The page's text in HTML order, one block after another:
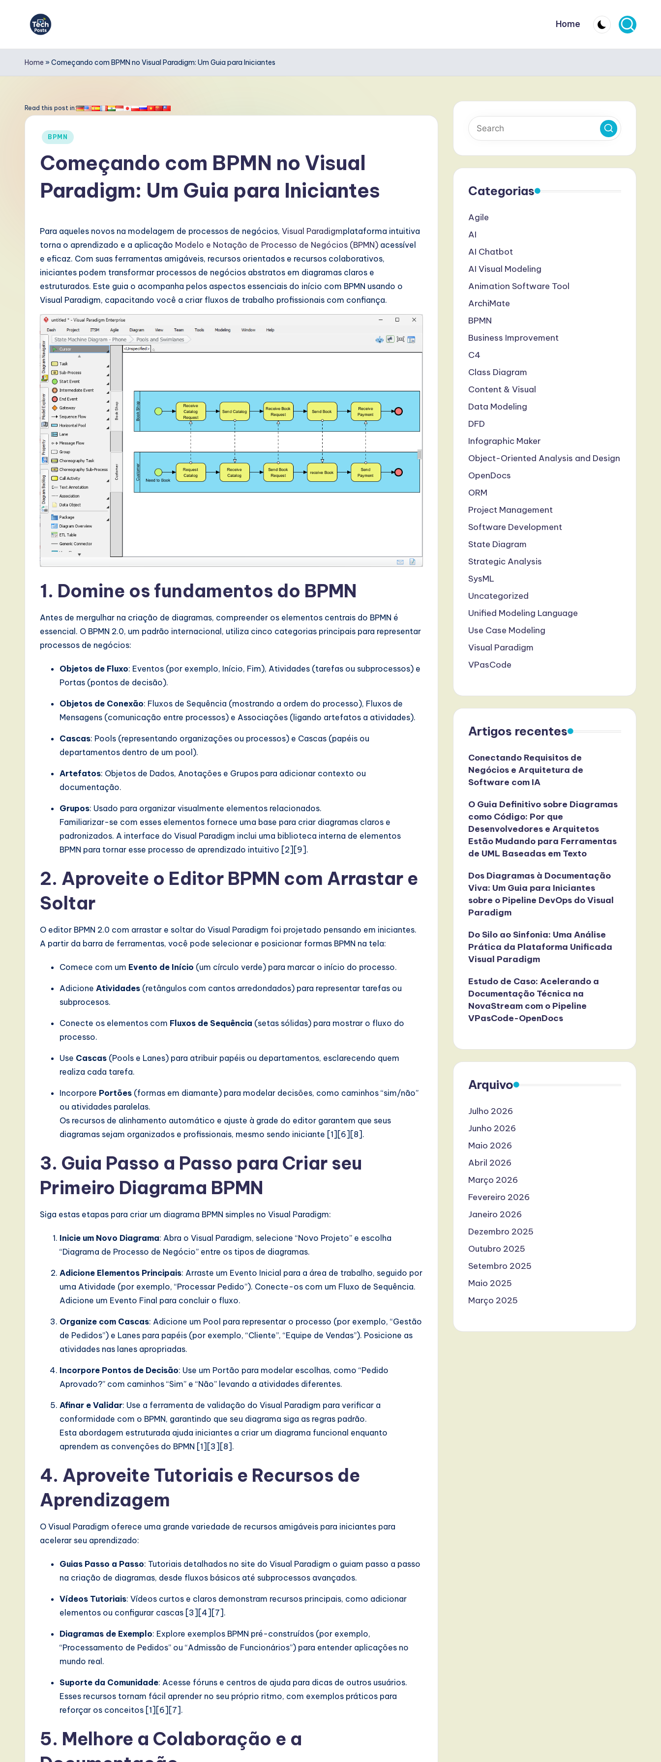
T
e
h
rt
Home
Home » Começando com BPMN no Visual Paradigm: Um Guia para Iniciantes
Read this post in:
Posted
BPMN
Começando com BPMN no Visual
Paradigm: Um Guia para Iniciantes
Para aqueles novos na modelagem de processos de negócios, Visual Paradigmplataforma intuitiva
torna o aprendizado e a aplicação Modelo e Notação de Processo de Negócios (BPMN) acessível
e eficaz. Com suas ferramentas amigáveis, recursos orientados e recursos colaborativos,
iniciantes podem transformar processos de negócios abstratos em diagramas claros e
estruturados. Este guia o acompanha pelos aspectos essenciais do início com BPMN usando o
Visual Paradigm, capacitando você a criar fluxos de trabalho profissionais com confiança.
1. Domine os fundamentos do BPMN
Antes de mergulhar na criação de diagramas, compreender os elementos centrais do BPMN é
essencial. O BPMN 2.0, um padrão internacional, utiliza cinco categorias principais para representar
processos de negócios:
Objetos de Fluxo: Eventos (por exemplo, Início, Fim), Atividades (tarefas ou subprocessos) e
Portas (pontos de decisão).
Objetos de Conexão: Fluxos de Sequência (mostrando a ordem do processo), Fluxos de
Mensagens (comunicação entre processos) e Associações (ligando artefatos a atividades).
Cascas: Pools (representando organizações ou processos) e Cascas (papéis ou
departamentos dentro de um pool).
Artefatos: Objetos de Dados, Anotações e Grupos para adicionar contexto ou
documentação.
Grupos: Usado para organizar visualmente elementos relacionados.
Familiarizar-se com esses elementos fornece uma base para criar diagramas claros e
padronizados. A interface do Visual Paradigm inclui uma biblioteca interna de elementos
BPMN para tornar esse processo de aprendizado intuitivo [2][9].
2. Aproveite o Editor BPMN com Arrastar e
Soltar
O editor BPMN 2.0 com arrastar e soltar do Visual Paradigm foi projetado pensando em iniciantes.
A partir da barra de ferramentas, você pode selecionar e posicionar formas BPMN na tela:
Comece com um Evento de Início (um círculo verde) para marcar o início do processo.
Adicione Atividades (retângulos com cantos arredondados) para representar tarefas ou
subprocesos.
Conecte os elementos com Fluxos de Sequência (setas sólidas) para mostrar o fluxo do
processo.
Use Cascas (Pools e Lanes) para atribuir papéis ou departamentos, esclarecendo quem
realiza cada tarefa.
Incorpore Portões (formas em diamante) para modelar decisões, como caminhos “sim/não”
ou atividades paralelas.
Os recursos de alinhamento automático e ajuste à grade do editor garantem que seus
diagramas sejam organizados e profissionais, mesmo sendo iniciante [1][6][8].
3. Guia Passo a Passo para Criar seu
Primeiro Diagrama BPMN
Siga estas etapas para criar um diagrama BPMN simples no Visual Paradigm:
Inicie um Novo Diagrama: Abra o Visual Paradigm, selecione “Novo Projeto” e escolha
“Diagrama de Processo de Negócio” entre os tipos de diagramas.
Adicione Elementos Principais: Arraste um Evento Inicial para a área de trabalho, seguido por
uma Atividade (por exemplo, “Processar Pedido”). Conecte-os com um Fluxo de Sequência.
Adicione um Evento Final para concluir o fluxo.
Organize com Cascas: Adicione um Pool para representar o processo (por exemplo, “Gestão
de Pedidos”) e Lanes para papéis (por exemplo, “Cliente”, “Equipe de Vendas”). Posicione as
atividades nas lanes apropriadas.
Incorpore Pontos de Decisão: Use um Portão para modelar escolhas, como “Pedido
Aprovado?” com caminhos “Sim” e “Não” levando a atividades diferentes.
Afinar e Validar: Use a ferramenta de validação do Visual Paradigm para verificar a
conformidade com o BPMN, garantindo que seu diagrama siga as regras padrão.
Esta abordagem estruturada ajuda iniciantes a criar um diagrama funcional enquanto
aprendem as convenções do BPMN [1][3][8].
4. Aproveite Tutoriais e Recursos de
Aprendizagem
O Visual Paradigm oferece uma grande variedade de recursos amigáveis para iniciantes para
acelerar seu aprendizado:
Guias Passo a Passo: Tutoriais detalhados no site do Visual Paradigm o guiam passo a passo
na criação de diagramas, desde fluxos básicos até subprocessos avançados.
Vídeos Tutoriais: Vídeos curtos e claros demonstram recursos principais, como adicionar
elementos ou configurar cascas [3][4][7].
Diagramas de Exemplo: Explore exemplos BPMN pré-construídos (por exemplo,
“Processamento de Pedidos” ou “Admissão de Funcionários”) para entender aplicações no
mundo real.
Suporte da Comunidade: Acesse fóruns e centros de ajuda para dicas de outros usuários.
Esses recursos tornam fácil aprender no seu próprio ritmo, com exemplos práticos para
reforçar os conceitos [1][6][7].
5. Melhore a Colaboração e a
Categorias
Agile
AI
AI Chatbot
AI Visual Modeling
Animation Software Tool
ArchiMate
BPMN
Business Improvement
C4
Class Diagram
Content & Visual
Data Modeling
DFD
Infographic Maker
Object-Oriented Analysis and Design
OpenDocs
ORM
Project Management
Software Development
State Diagram
Strategic Analysis
SysML
Uncategorized
Unified Modeling Language
Use Case Modeling
Visual Paradigm
VPasCode
Artigos recentes
Conectando Requisitos de
Negócios e Arquitetura de
Software com IA
O Guia Definitivo sobre Diagramas
como Código: Por que
Desenvolvedores e Arquitetos
Estão Mudando para Ferramentas
de UML Baseadas em Texto
Dos Diagramas à Documentação
Viva: Um Guia para Iniciantes
sobre o Pipeline DevOps do Visual
Paradigm
Do Silo ao Sinfonia: Uma Análise
Prática da Plataforma Unificada
Visual Paradigm
Estudo de Caso: Acelerando a
Documentação Técnica na
NovaStream com o Pipeline
VPasCode-OpenDocs
Arquivo
Julho 2026
Junho 2026
Maio 2026
Abril 2026
Março 2026
Fevereiro 2026
Janeiro 2026
Dezembro 2025
Outubro 2025
Setembro 2025
Maio 2025
Março 2025